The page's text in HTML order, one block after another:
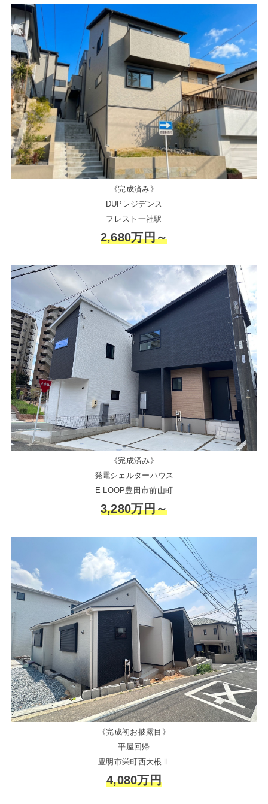
《完成済み》
DUPレジデンス
フレスト一社駅
2,680万円～
《完成済み》
発電シェルターハウス
E-LOOP豊田市前山町
3,280万円～
《完成初お披露目》
平屋回帰
豊明市栄町西大根Ⅱ
4,080万円